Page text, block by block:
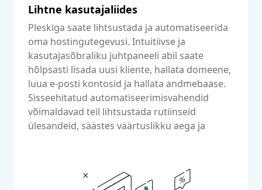
Lihtne kasutajaliides
Pleskiga saate lihtsustada ja automatiseerida
oma hostingutegevusi. Intuitiivse ja
kasutajasõbraliku juhtpaneeli abil saate
hõlpsasti lisada uusi kliente, hallata domeene,
luua e-posti kontosid ja hallata andmebaase.
Sisseehitatud automatiseerimisvahendid
võimaldavad teil lihtsustada rutiinseid
ülesandeid, säästes väärtuslikku aega ja